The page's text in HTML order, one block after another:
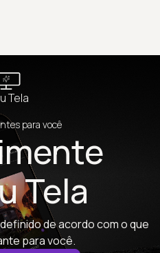
Tela
para você
Tela
de acordo com o que
para você.